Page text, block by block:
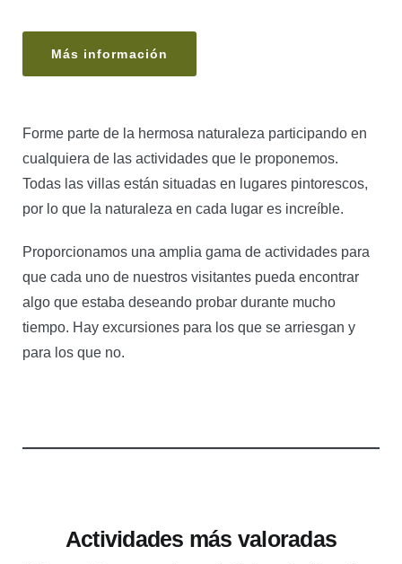
Más información
Forme parte de la hermosa naturaleza participando en
cualquiera de las actividades que le proponemos.
Todas las villas están situadas en lugares pintorescos,
por lo que la naturaleza en cada lugar es increíble.
Proporcionamos una amplia gama de actividades para
que cada uno de nuestros visitantes pueda encontrar
algo que estaba deseando probar durante mucho
tiempo. Hay excursiones para los que se arriesgan y
para los que no.
Actividades más valoradas